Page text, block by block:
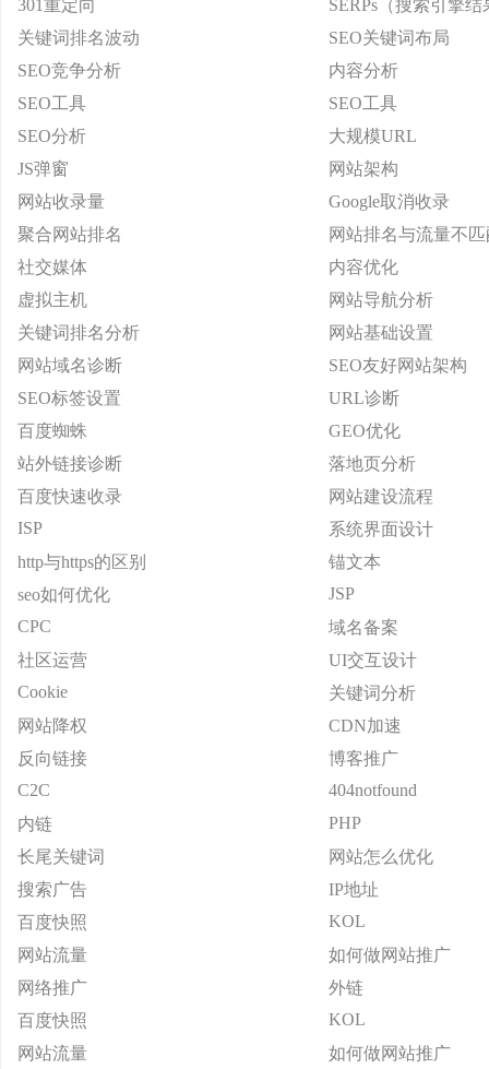
301重定向
SERPs（搜索引擎结
关键词排名波动
SEO关键词布局
SEO竞争分析
内容分析
SEO工具
SEO工具
SEO分析
大规模URL
JS弹窗
网站架构
网站收录量
Google取消收录
聚合网站排名
网站排名与流量不匹
社交媒体
内容优化
虚拟主机
网站导航分析
关键词排名分析
网站基础设置
网站域名诊断
SEO友好网站架构
SEO标签设置
URL诊断
百度蜘蛛
GEO优化
站外链接诊断
落地页分析
百度快速收录
网站建设流程
ISP
系统界面设计
http与https的区别
锚文本
seo如何优化
JSP
CPC
域名备案
社区运营
UI交互设计
Cookie
关键词分析
网站降权
CDN加速
反向链接
博客推广
C2C
404notfound
内链
PHP
长尾关键词
网站怎么优化
搜索广告
IP地址
百度快照
KOL
网站流量
如何做网站推广
网络推广
外链
百度快照
KOL
网站流量
如何做网站推广